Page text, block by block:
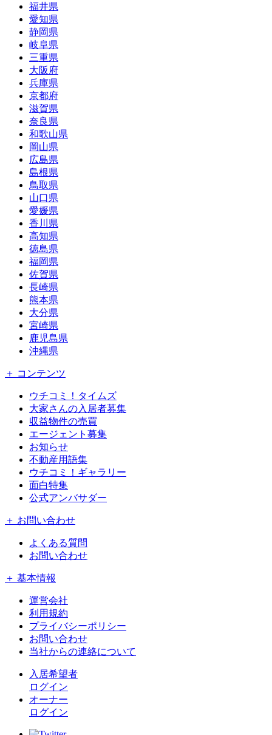
福井県
愛知県
静岡県
岐阜県
三重県
大阪府
兵庫県
京都府
滋賀県
奈良県
和歌山県
岡山県
広島県
島根県
鳥取県
山口県
愛媛県
香川県
高知県
徳島県
福岡県
佐賀県
長崎県
熊本県
大分県
宮崎県
鹿児島県
沖縄県
＋ コンテンツ
ウチコミ！タイムズ
大家さんの入居者募集
収益物件の売買
エージェント募集
お知らせ
不動産用語集
ウチコミ！ギャラリー
面白特集
公式アンバサダー
＋ お問い合わせ
よくある質問
お問い合わせ
＋ 基本情報
運営会社
利用規約
プライバシーポリシー
お問い合わせ
当社からの連絡について
入居希望者
ログイン
オーナー
ログイン